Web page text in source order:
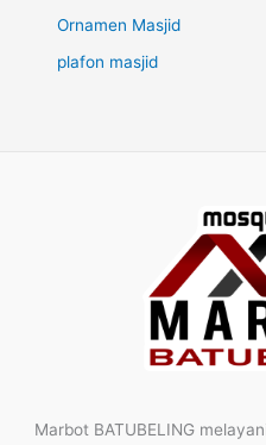
Ornamen Masjid
plafon masjid
Marbot BATUBELING